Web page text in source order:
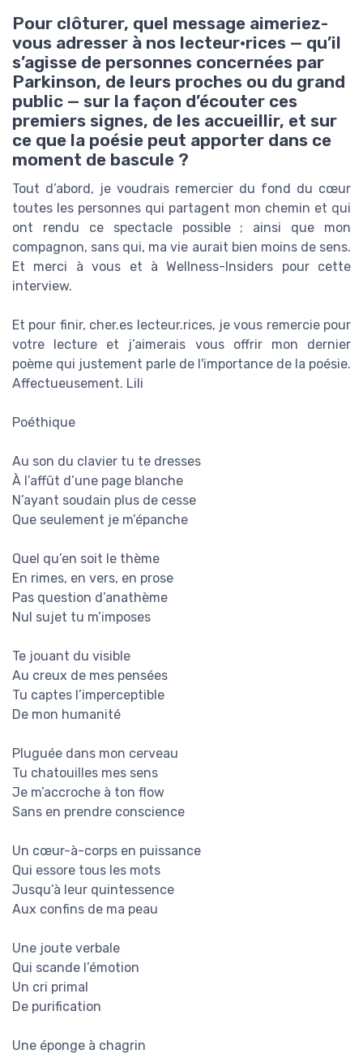
Pour clôturer, quel message aimeriez-
vous adresser à nos lecteur·rices — qu’il
s’agisse de personnes concernées par
Parkinson, de leurs proches ou du grand
public — sur la façon d’écouter ces
premiers signes, de les accueillir, et sur
ce que la poésie peut apporter dans ce
moment de bascule ?
Tout d’abord, je voudrais remercier du fond du cœur
toutes les personnes qui partagent mon chemin et qui
ont rendu ce spectacle possible ; ainsi que mon
compagnon, sans qui, ma vie aurait bien moins de sens.
Et merci à vous et à Wellness-Insiders pour cette
interview.
Et pour finir, cher.es lecteur.rices, je vous remercie pour
votre lecture et j’aimerais vous offrir mon dernier
poème qui justement parle de l'importance de la poésie.
Affectueusement. Lili
Poéthique
Au son du clavier tu te dresses
À l’affût d’une page blanche
N’ayant soudain plus de cesse
Que seulement je m’épanche
Quel qu’en soit le thème
En rimes, en vers, en prose
Pas question d’anathème
Nul sujet tu m’imposes
Te jouant du visible
Au creux de mes pensées
Tu captes l’imperceptible
De mon humanité
Pluguée dans mon cerveau
Tu chatouilles mes sens
Je m’accroche à ton flow
Sans en prendre conscience
Un cœur-à-corps en puissance
Qui essore tous les mots
Jusqu’à leur quintessence
Aux confins de ma peau
Une joute verbale
Qui scande l’émotion
Un cri primal
De purification
Une éponge à chagrin